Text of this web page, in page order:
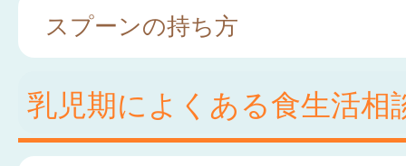
スプーンの持ち方
乳児期によくある食生活相